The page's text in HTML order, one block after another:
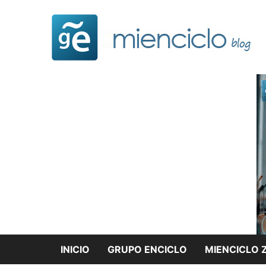
INICIO GRUPO ENCICLO MIENCICLO